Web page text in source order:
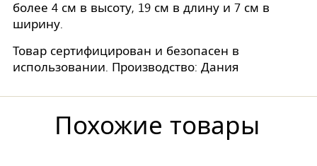
более 4 см в высоту, 19 см в длину и 7 см в
ширину.
Товар сертифицирован и безопасен в
использовании. Производство: Дания
Похожие товары